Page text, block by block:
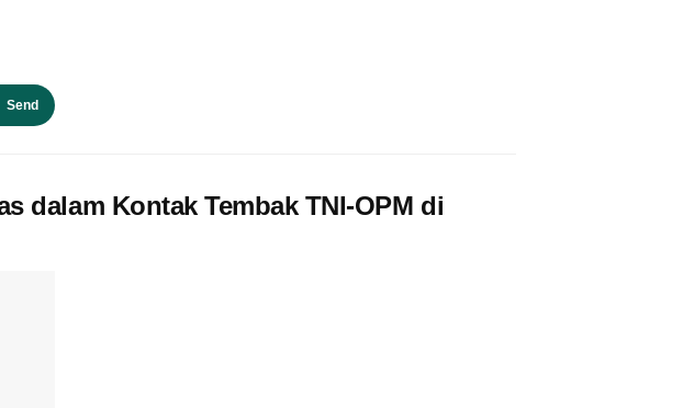
Send
dalam Kontak Tembak TNI-OPM di